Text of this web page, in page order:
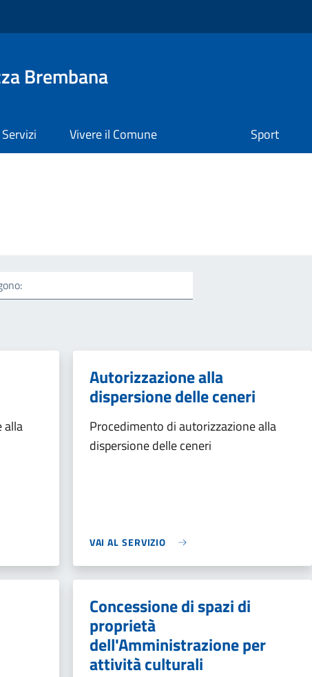
Brembana
Servizi Vivere il Comune Sport
alla
Autorizzazione alla
dispersione delle ceneri
Procedimento di autorizzazione alla
dispersione delle ceneri
VAI AL SERVIZIO
Concessione di spazi di
proprietà
dell'Amministrazione per
attività culturali